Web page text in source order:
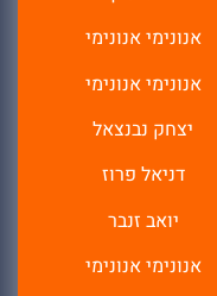
אנונימי אנונימי
אנונימי אנונימי
יצחק נבנצאל
דניאל פרוז
יואב זנבר
אנונימי אנונימי